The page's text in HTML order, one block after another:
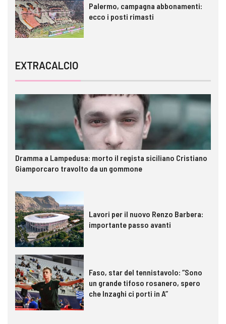
Palermo, campagna abbonamenti:
ecco i posti rimasti
EXTRACALCIO
Dramma a Lampedusa: morto il regista siciliano Cristiano
Giamporcaro travolto da un gommone
Lavori per il nuovo Renzo Barbera:
importante passo avanti
Faso, star del tennistavolo: “Sono
un grande tifoso rosanero, spero
che Inzaghi ci porti in A”